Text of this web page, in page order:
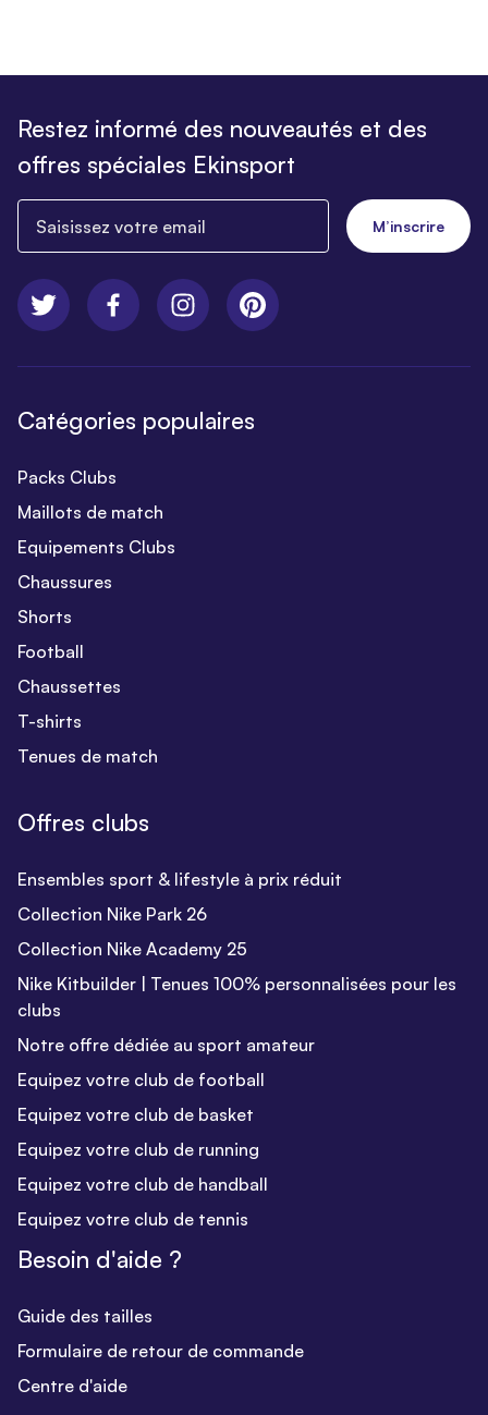
Restez informé des nouveautés et des
offres spéciales Ekinsport
M’inscrire
Catégories populaires
Packs Clubs
Maillots de match
Equipements Clubs
Chaussures
Shorts
Football
Chaussettes
T-shirts
Tenues de match
Offres clubs
Ensembles sport & lifestyle à prix réduit
Collection Nike Park 26
Collection Nike Academy 25
Nike Kitbuilder | Tenues 100% personnalisées pour les
clubs
Notre offre dédiée au sport amateur
Equipez votre club de football
Equipez votre club de basket
Equipez votre club de running
Equipez votre club de handball
Equipez votre club de tennis
Besoin d'aide ?
Guide des tailles
Formulaire de retour de commande
Centre d'aide